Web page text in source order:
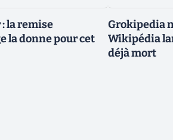
: la remise
la donne pour cet
Grokipedia
Wikipédia
déjà mort